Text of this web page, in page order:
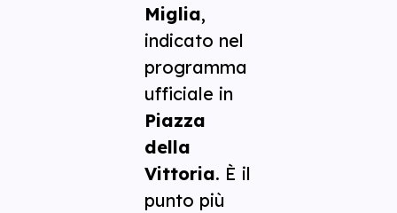
Miglia,
indicato nel
programma
ufficiale in
Piazza
della
Vittoria. È il
punto più